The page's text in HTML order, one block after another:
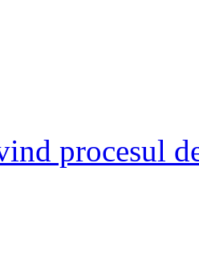
procesul